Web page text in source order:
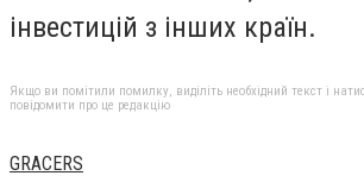
інвестицій з інших країн.
Якщо ви помітили помилку, виділіть необхідний текст і
повідомити про це редакцію
GRACERS